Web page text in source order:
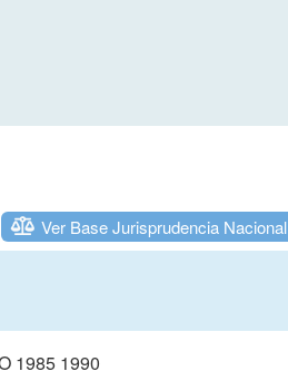
Ver Base Jurisprudencia Nacional
1985 1990